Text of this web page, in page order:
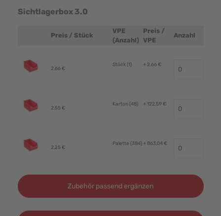
Sichtlagerbox 3.0
Produktbild
Preis / Stück
VPE
(Anzahl)
Preis /
VPE
Anzahl
2,66 €
Stück (1) + 2,66 €
2,55 €
Karton (48) + 122,59 €
2,25 €
Palette (384) + 863,04 €
Zubehör passend ergänzen